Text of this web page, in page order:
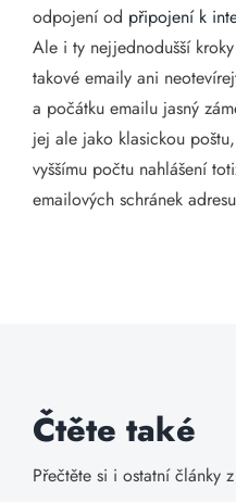
odpojení od připojení k
Ale i ty nejjednodušší
takové emaily ani
a počátku emailu jasný
jej ale jako klasickou
vyššímu počtu nahlášení
emailových schránek
Čtěte také
Přečtěte si i ostatní články